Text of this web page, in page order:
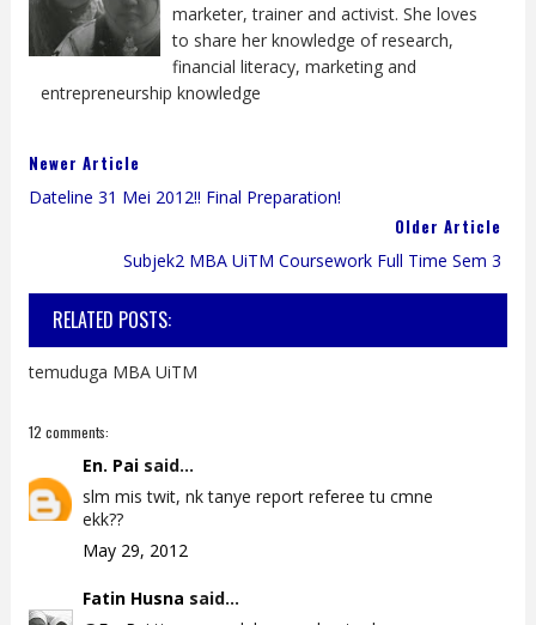
marketer, trainer and activist. She loves
to share her knowledge of research,
financial literacy, marketing and
entrepreneurship knowledge
Newer Article
Dateline 31 Mei 2012!! Final Preparation!
Older Article
Subjek2 MBA UiTM Coursework Full Time Sem 3
RELATED POSTS:
temuduga MBA UiTM
12 comments:
En. Paisaid...
slm mis twit, nk tanye report referee tu cmne
ekk??
May 29, 2012
Fatin Husna said...